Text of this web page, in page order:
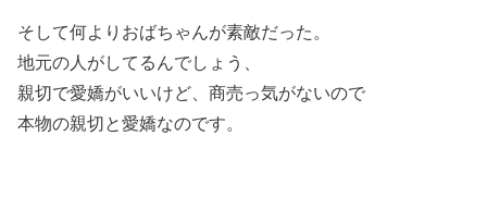
そして何より おばちゃんが素敵だった。
地元の人がしてるんでしょう、
親切で愛嬌がいいけど、商売っ気がないので
本物の親切と愛嬌なのです。